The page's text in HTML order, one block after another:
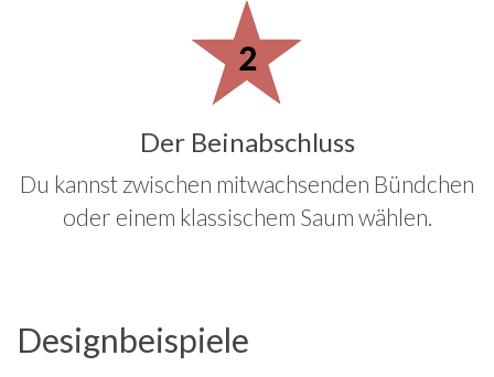
Der Beinabschluss
Du kannst zwischen mitwachsenden Bündchen
oder einem klassischem Saum wählen.
Designbeispiele